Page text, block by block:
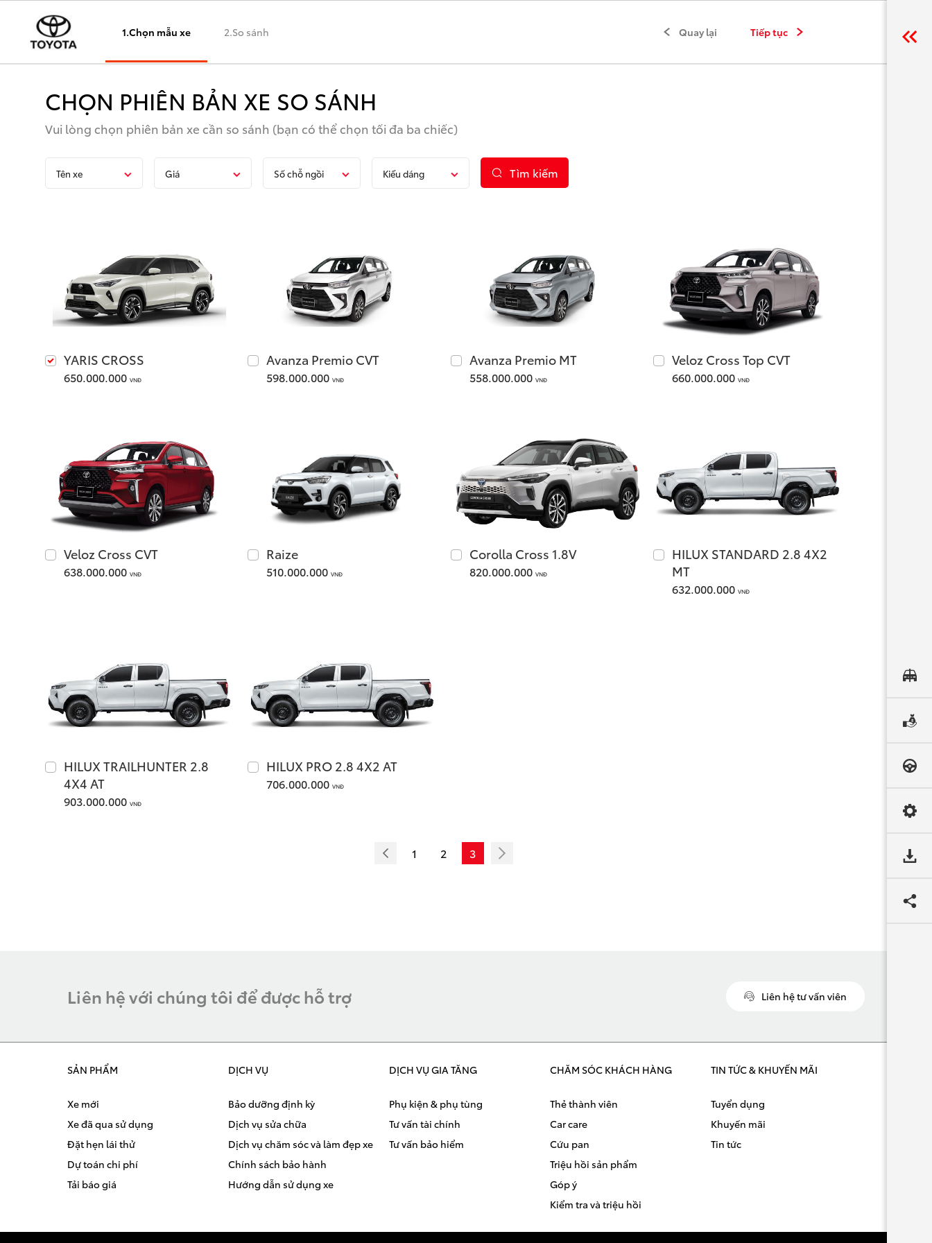
1.Chọn mẫu xe 2.So sánh Quay lại Tiếp tục
CHỌN PHIÊN BẢN XE SO SÁNH
Vui lòng chọn phiên bản xe cần so sánh (bạn có thể chọn tối đa ba chiếc)
Tên xe Giá Số chỗ ngồi Kiểu dáng Tìm kiếm
YARIS CROSS
650.000.000 VNĐ
Avanza Premio CVT
598.000.000 VNĐ
Avanza Premio MT
558.000.000 VNĐ
Veloz Cross Top CVT
660.000.000 VNĐ
Veloz Cross CVT
638.000.000 VNĐ
Raize
510.000.000 VNĐ
Corolla Cross 1.8V
820.000.000 VNĐ
HILUX STANDARD 2.8 4X2
MT
632.000.000 VNĐ
HILUX TRAILHUNTER 2.8
4X4 AT
903.000.000 VNĐ
HILUX PRO 2.8 4X2 AT
706.000.000 VNĐ
1 2 3
Liên hệ với chúng tôi để được hỗ trợ Liên hệ tư vấn viên
SẢN PHẨM
Xe mới
Xe đã qua sử dụng
Đặt hẹn lái thử
Dự toán chi phí
Tải báo giá
DỊCH VỤ
Bảo dưỡng định kỳ
Dịch vụ sửa chữa
Dịch vụ chăm sóc và làm đẹp xe
Chính sách bảo hành
Hướng dẫn sử dụng xe
DỊCH VỤ GIA TĂNG
Phụ kiện & phụ tùng
Tư vấn tài chính
Tư vấn bảo hiểm
CHĂM SÓC KHÁCH HÀNG
Thẻ thành viên
Car care
Cứu pan
Triệu hồi sản phẩm
Góp ý
Kiểm tra và triệu hồi
TIN TỨC & KHUYẾN MÃI
Tuyển dụng
Khuyến mãi
Tin tức